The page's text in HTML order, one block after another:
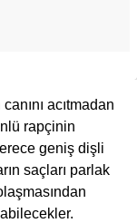
acıtmadan
rapçinin
geniş dişli
saçları parlak